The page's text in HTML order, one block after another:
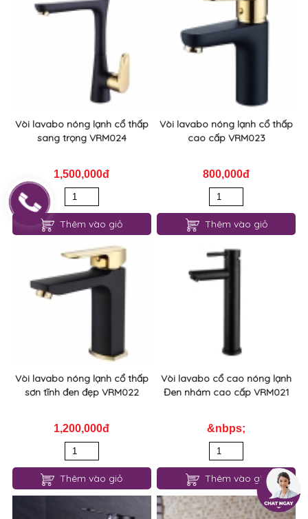
Vòi lavabo nóng lạnh cổ thấp
sang trọng VRM024
1,500,000đ
Thêm vào giỏ
Vòi lavabo nóng lạnh cổ thấp
cao cấp VRM023
800,000đ
Thêm vào giỏ
Vòi lavabo nóng lạnh cổ thấp
sơn tĩnh đen đẹp VRM022
1,200,000đ
Thêm vào giỏ
Vòi lavabo cổ cao nóng lạnh
Đen nhám cao cấp VRM021
&nbps;
Thêm vào giỏ